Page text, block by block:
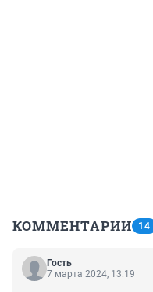
КОММЕНТАРИИ 14
Гость
7 марта 2024, 13:19